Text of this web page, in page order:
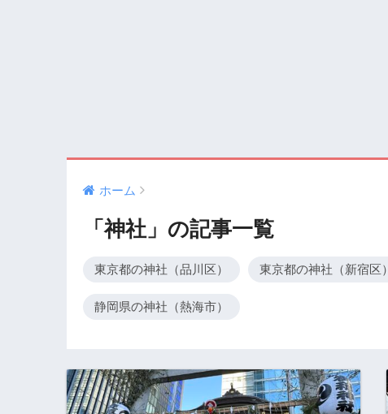
ホーム
「神社」の記事一覧
東京都の神社（品川区） 東京都の神社（新宿区）
静岡県の神社（熱海市）